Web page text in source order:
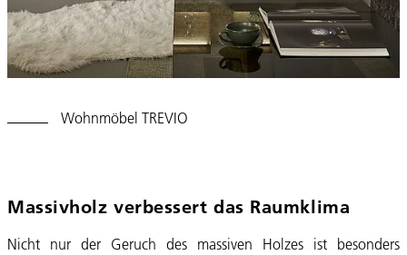
Wohnmöbel TREVIO
Massivholz verbessert das Raumklima
Nicht nur der Geruch des massiven Holzes ist besonders